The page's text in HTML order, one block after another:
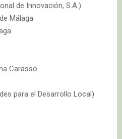
de Innovación, S.A.)
Málaga
Carasso
para el Desarrollo Local)